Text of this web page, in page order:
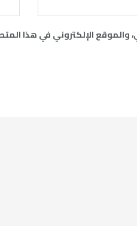
والموقع الإلكتروني في هذا